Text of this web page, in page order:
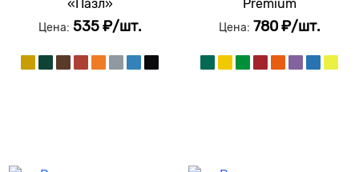
«Пазл»
Цена: 535 ₽/шт.
Premium
Цена: 780 ₽/шт.